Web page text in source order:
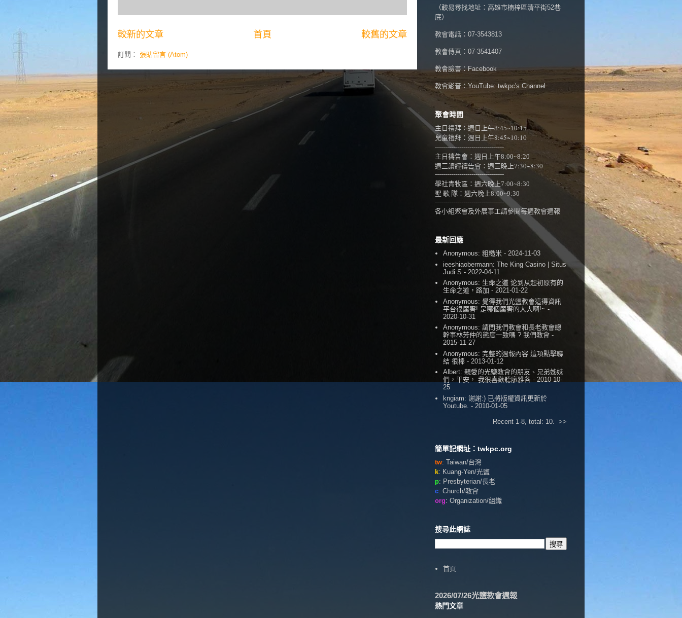
較新的文章 較舊的文章
首頁
訂閱： 張貼留言 (Atom)
（較易尋找地址：高雄市楠梓區清平街52巷
底）
教會電話：07-3543813
教會傳真：07-3541407
教會臉書：Facebook
教會影音：YouTube: twkpc's Channel
聚會時間
主日禮拜：週日上午8:45~10:15
兒童禮拜：週日上午8:45~10:10
----------------------------------
主日禱告會：週日上午8:00~8:20
週三讀經禱告會：週三晚上7:30~8:30
----------------------------------
學社青牧區：週六晚上7:00~8:30
聖 歌 隊： 週六晚上8:00~9:30
----------------------------------
各小組聚會及外展事工請參閱每週教會週報
最新回應
Anonymous:粗糙米 - 2024-11-03
ieeshiaobermann:The King Casino | Situs
Judi S - 2022-04-11
Anonymous: 生命之道 论到从起初原有的
生命之道，路加 - 2021-01-22
Anonymous: 覺得我們光鹽教會這得資訊
平台很厲害! 是哪個厲害的大大啊!~ -
2020-10-31
Anonymous:請問我們教會和長老教會總
幹事林芳仲的態度一致嗎 ? 我們教會 -
2015-11-27
Anonymous:完整的週報內容 這項點擊聯
結 很棒- 2013-01-12
Albert:親愛的光鹽教會的朋友、兄弟姊妹
們，平安， 我很喜歡聽廖雅各 - 2010-10-
25
kngiam:謝謝:) 已將版權資訊更新於
Youtube. - 2010-01-05
Recent 1-8, total: 10. >>
簡單記網址：twkpc.org
tw: Taiwan/台灣
k: Kuang-Yen/光鹽
p: Presbyterian/長老
c: Church/教會
org: Organization/組織
搜尋此網誌
首頁
2026/07/26光鹽教會週報
熱門文章